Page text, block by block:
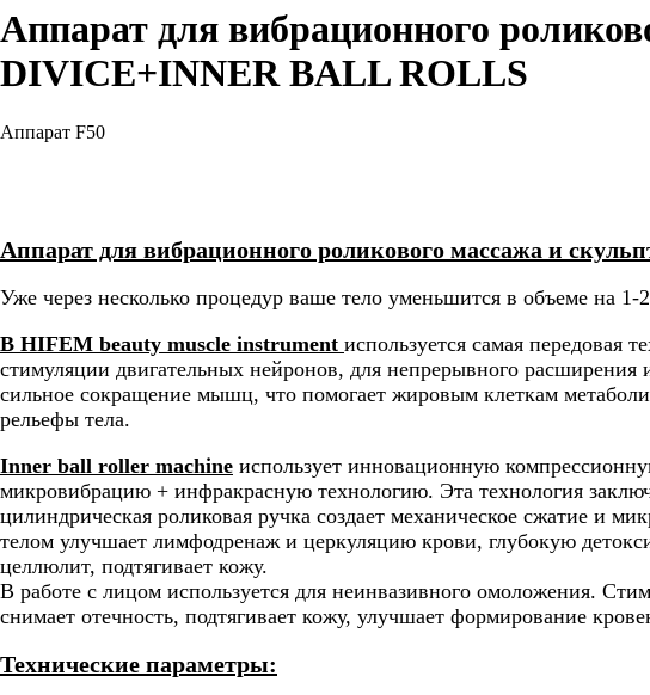
Аппарат для вибрационного
DIVICE+INNER BALL ROLLS
Аппарат F50
Аппарат для вибрационного роликового массажа и
Уже через несколько процедур ваше тело уменьшится в объеме на 1-
B HIFEM beauty muscle instrument используется самая передовая
стимуляции двигательных нейронов, для непрерывного
сильное сокращение мышц, что помогает жировым клеткам
рельефы тела.
Inner ball roller machine использует инновационную
микровибрацию + инфракрасную технологию. Эта технология
цилиндрическая роликовая ручка создает механическое сжатие и
телом улучшает лимфодренаж и церкуляцию крови, глубокую
целлюлит, подтягивает кожу.
В работе с лицом используется для неинвазивного омоложения.
снимает отечность, подтягивает кожу, улучшает формирование
Технические параметры: